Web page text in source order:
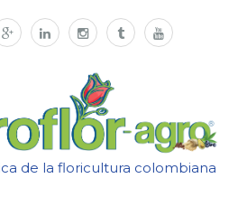
de la floricultura colombiana